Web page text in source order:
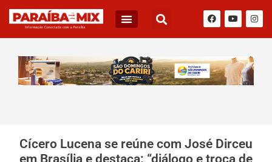
Cícero Lucena se reúne com José Dirceu
em Brasília e destaca: “diálogo e troca de